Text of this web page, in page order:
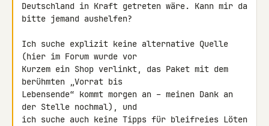
Deutschland in Kraft getreten wäre. Kann mir da
bitte jemand aushelfen?
Ich suche explizit keine alternative Quelle
(hier im Forum wurde vor
Kurzem ein Shop verlinkt, das Paket mit dem
berühmten „Vorrat bis
Lebensende“ kommt morgen an – meinen Dank an
der Stelle nochmal), und
ich suche auch keine Tipps für bleifreies Löten